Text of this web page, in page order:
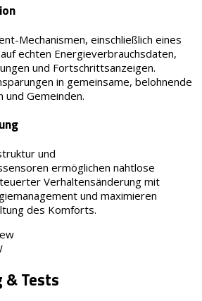
Mechanismen, einschließlich eines
echten Energieverbrauchsdaten,
und Fortschrittsanzeigen.
in gemeinsame, belohnende
und Gemeinden.
und
ermöglichen nahtlose
Verhaltensänderung mit
und maximieren
des Komforts.
Tests